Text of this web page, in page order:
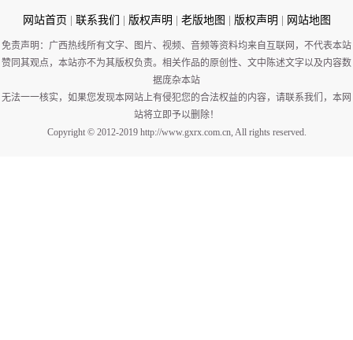
网站首页 联系我们 版权声明 老版地图 版权声明 网站地图
免责声明：广西热线所有文字、图片、视频、音频等资料均来自互联网，不代表本站
赞同其观点，本站亦不为其版权负责。相关作品的原创性、文中陈述文字以及内容数
据庞杂本站
无法一一核实，如果您发现本网站上有侵犯您的合法权益的内容，请联系我们，本网
站将立即予以删除！
Copyright © 2012-2019 http://www.gxrx.com.cn, All rights reserved.